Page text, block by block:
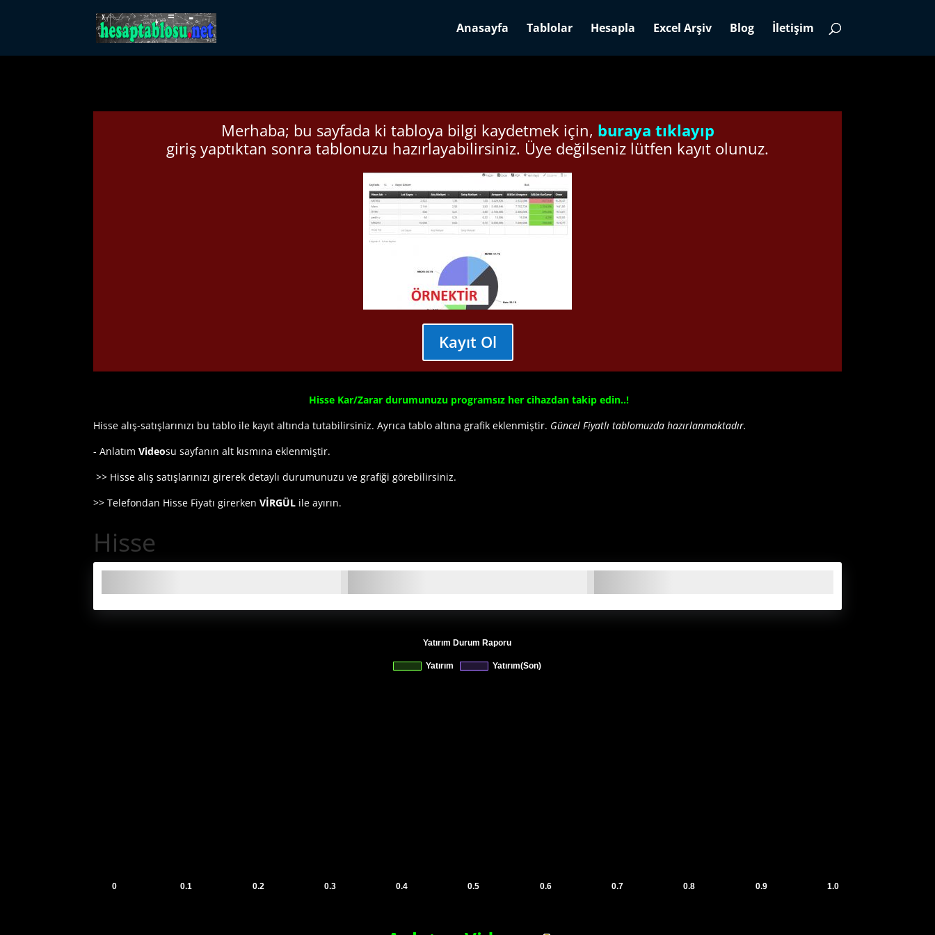
Anasayfa Tablolar Hesapla Excel Arşiv Blog İletişim
Merhaba; bu sayfada ki tabloya bilgi kaydetmek için, buraya tıklayıp
giriş yaptıktan sonra tablonuzu hazırlayabilirsiniz. Üye değilseniz lütfen kayıt olunuz.
Kayıt Ol
Hisse Kar/Zarar durumunuzu programsız her cihazdan takip edin..!
Hisse alış-satışlarınızı bu tablo ile kayıt altında tutabilirsiniz. Ayrıca tablo altına grafik eklenmiştir. Güncel Fiyatlı tablomuzda hazırlanmaktadır.
- AnlatımVideosu sayfanın alt kısmına eklenmiştir.
>> Hisse alış satışlarınızı girerek detaylı durumunuzu ve grafiği görebilirsiniz.
>> Telefondan Hisse Fiyatı girerkenVİRGÜL ile ayırın.
Hisse